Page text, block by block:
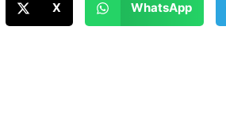
X WhatsApp